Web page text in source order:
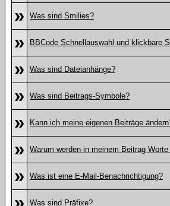
» Was sind Smilies?
» BBCode Schnellauswahl und klickbare
» Was sind Dateianhänge?
» Was sind Beitrags-Symbole?
» Kann ich meine eigenen Beiträge
» Warum werden in meinem Beitrag
» Was ist eine E-Mail-Benachrichtigung?
Was sind Präfixe?